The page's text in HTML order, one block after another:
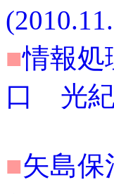
■情報処
口 光
■矢島